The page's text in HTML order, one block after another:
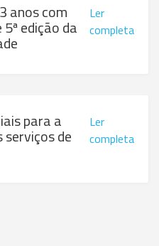
anos com
edição da
Ler
completa
para a
de
Ler
completa